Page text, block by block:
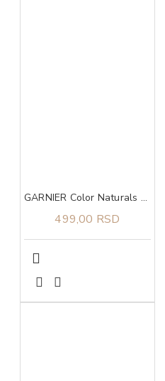
GARNIER Color Naturals N8 farba za kous Nude Mediom Blonde
499,00 RSD